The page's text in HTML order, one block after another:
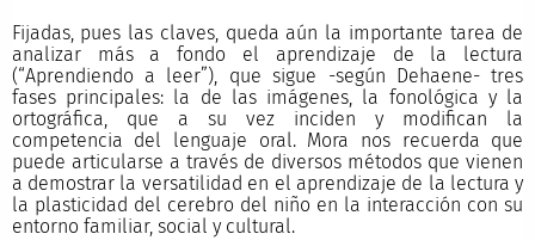
Fijadas, pues las claves, queda aún la importante tarea de
analizar más a fondo el aprendizaje de la lectura
(“Aprendiendo a leer”), que sigue -según Dehaene- tres
fases principales: la de las imágenes, la fonológica y la
ortográfica, que a su vez inciden y modifican la
competencia del lenguaje oral. Mora nos recuerda que
puede articularse a través de diversos métodos que vienen
a demostrar la versatilidad en el aprendizaje de la lectura y
la plasticidad del cerebro del niño en la interacción con su
entorno familiar, social y cultural.